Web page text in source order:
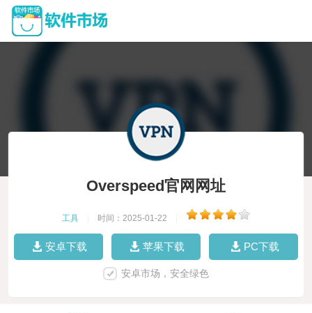
Overspeed官网网址
工具 时间：2025-01-22
安卓下载 苹果下载 PC下载
安卓市场，安全绿色